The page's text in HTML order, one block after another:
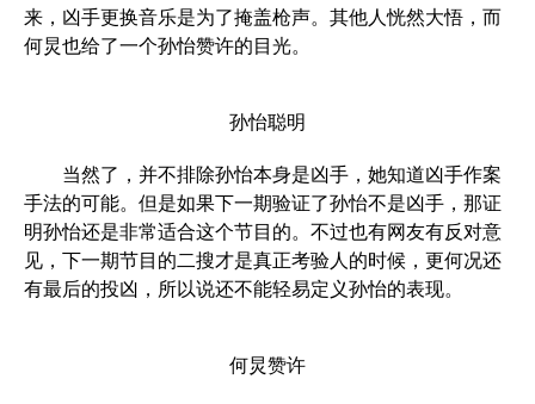
来，凶手更换音乐是为了掩盖枪声。其他人恍然大悟，而
何炅也给了一个孙怡赞许的目光。
孙怡聪明
当然了，并不排除孙怡本身是凶手，她知道凶手作案
手法的可能。但是如果下一期验证了孙怡不是凶手，那证
明孙怡还是非常适合这个节目的。不过也有网友有反对意
见，下一期节目的二搜才是真正考验人的时候，更何况还
有最后的投凶，所以说还不能轻易定义孙怡的表现。
何炅赞许